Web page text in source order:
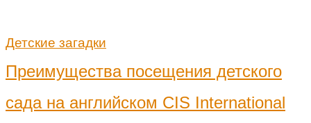
Детские загадки
Преимущества посещения детского
сада на английском CIS International